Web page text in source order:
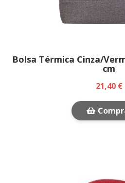
Bolsa Térmica Cinza/
cm
21,40 €